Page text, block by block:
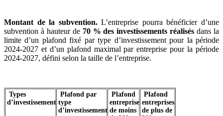
Montant de la subvention.L’entreprise pourra bénéficier d’une
subvention à hauteur de 70 % des investissements réalisés dans la
limite d’un plafond fixé par type d’investissement pour la période
2024-2027 et d’un plafond maximal par entreprise pour la période
2024-2027, défini selon la taille de l’entreprise.
Types
d’investissement
Plafond par
type
d’investissement
Plafond
entreprise
de moins
Plafond
entreprises
de plus de